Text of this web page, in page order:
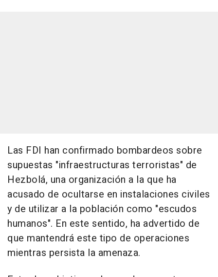
Las FDI han confirmado bombardeos sobre
supuestas "infraestructuras terroristas" de
Hezbolá, una organización a la que ha
acusado de ocultarse en instalaciones civiles
y de utilizar a la población como "escudos
humanos". En este sentido, ha advertido de
que mantendrá este tipo de operaciones
mientras persista la amenaza.